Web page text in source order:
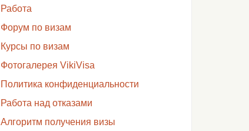
Работа
Форум по визам
Курсы по визам
Фотогалерея VikiVisa
Политика конфиденциальности
Работа над отказами
Алгоритм получения визы